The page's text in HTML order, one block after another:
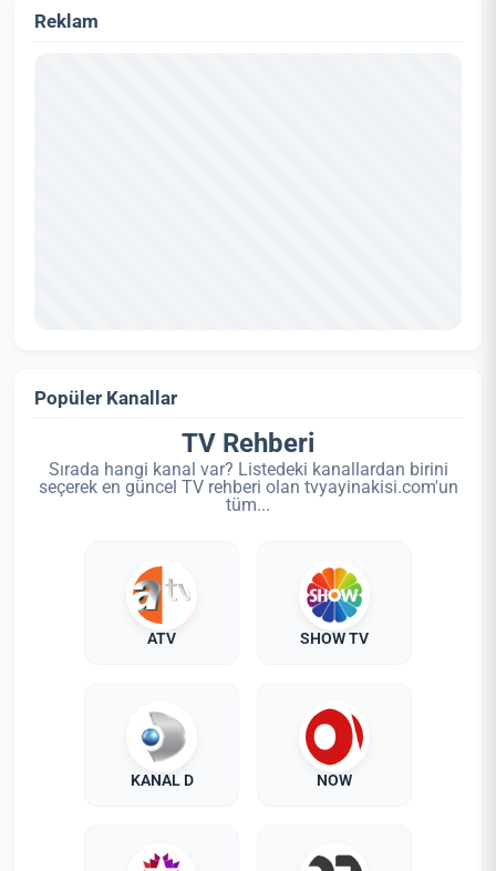
Reklam
Popüler Kanallar
TV Rehberi
Sırada hangi kanal var? Listedeki kanallardan birini
seçerek en güncel TV rehberi olan tvyayinakisi.com'un
tüm...
ATV SHOW TV
KANAL D NOW